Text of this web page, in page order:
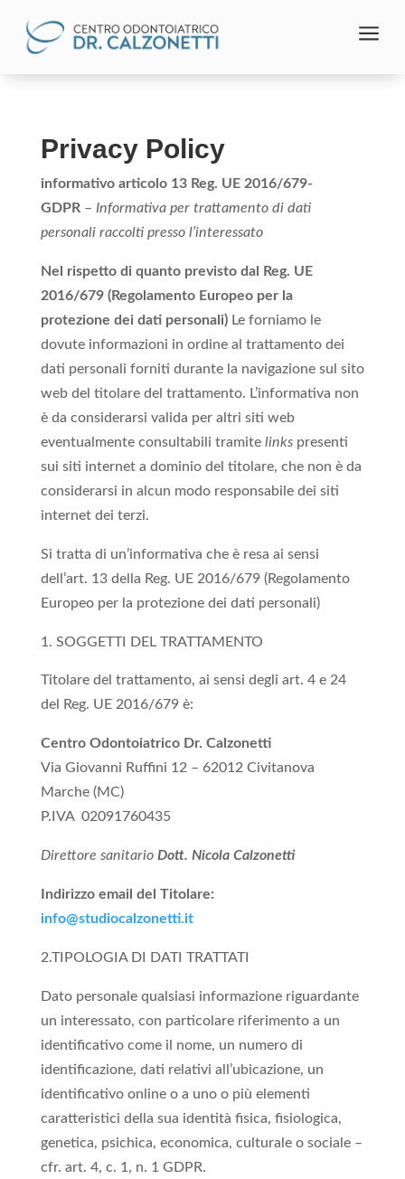
a
Privacy Policy
informativo articolo 13 Reg. UE 2016/679-
GDPR– Informativa per trattamento di dati
personali raccolti presso l’interessato
Nel rispetto di quanto previsto dal Reg. UE
2016/679 (Regolamento Europeo per la
protezione dei dati personali)Le forniamo le
dovute informazioni in ordine al trattamento dei
dati personali forniti durante la navigazione sul sito
web del titolare del trattamento. L’informativa non
è da considerarsi valida per altri siti web
eventualmente consultabili tramite links presenti
sui siti internet a dominio del titolare, che non è da
considerarsi in alcun modo responsabile dei siti
internet dei terzi.
Si tratta di un’informativa che è resa ai sensi
dell’art. 13 della Reg. UE 2016/679 (Regolamento
Europeo per la protezione dei dati personali)
SOGGETTI DEL TRATTAMENTO
Titolare del trattamento, ai sensi degli art. 4 e 24
del Reg. UE 2016/679 è:
Centro Odontoiatrico Dr. Calzonetti
Via Giovanni Ruffini 12 – 62012 Civitanova
Marche (MC)
P.IVA 02091760435
Direttore sanitarioDott. Nicola Calzonetti
Indirizzo email del Titolare:
info@studiocalzonetti.it
2.TIPOLOGIA DI DATI TRATTATI
Dato personale qualsiasi informazione riguardante
un interessato, con particolare riferimento a un
identificativo come il nome, un numero di
identificazione, dati relativi all’ubicazione, un
identificativo online o a uno o più elementi
caratteristici della sua identità fisica, fisiologica,
genetica, psichica, economica, culturale o sociale –
cfr. art. 4, c. 1, n. 1 GDPR.